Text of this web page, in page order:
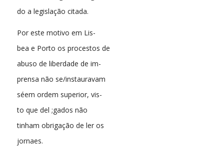
do a legislação citada.
Por este motivo em Lis-
bea e Porto os procestos de
abuso de liberdade de im-
prensa não se/instauravam
séem ordem superior, vis-
to que del ;gados não
tinham obrigação de ler os
jornaes.